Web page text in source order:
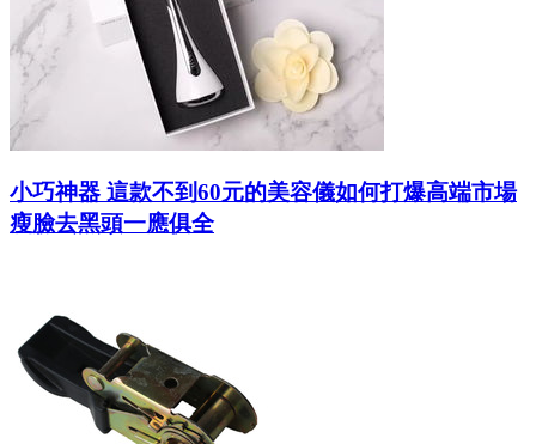
小巧神器 這款不到60元的美容儀如何打爆高端市場
瘦臉去黑頭一應俱全